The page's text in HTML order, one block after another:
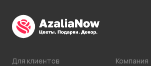
Для клиентов Компания